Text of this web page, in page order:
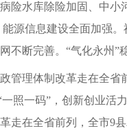
险水库除险加固、中
源信息建设全面加强
不断完善。“气化永州
管理体制改革走在全
照一码”，创新创业
走在全省前列，全市9